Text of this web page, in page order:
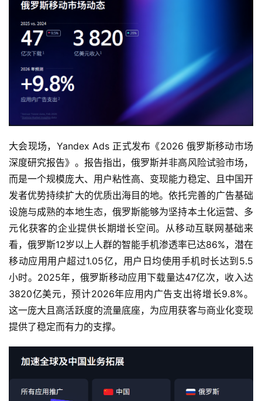
大会现场，Yandex Ads 正式发布《2026 俄罗斯移动市场
深度研究报告》。报告指出，俄罗斯并非高风险试验市场，
而是一个规模庞大、用户粘性高、变现能力稳定、且中国开
发者优势持续扩大的优质出海目的地。依托完善的广告基础
设施与成熟的本地生态，俄罗斯能够为坚持本土化运营、多
元化获客的企业提供长期增长空间。从移动互联网基础来
看，俄罗斯12岁以上人群的智能手机渗透率已达86%，潜在
移动应用用户超过1.05亿，用户日均使用手机时长达到5.5
小时。2025年，俄罗斯移动应用下载量达47亿次，收入达
3820亿美元，预计2026年应用内广告支出将增长9.8%。
这一庞大且高活跃度的流量底座，为应用获客与商业化变现
提供了稳定而有力的支撑。